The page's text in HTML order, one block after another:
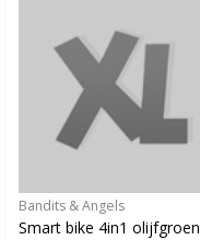
Bandits & Angels
Smart bike 4in1 olijfgroen